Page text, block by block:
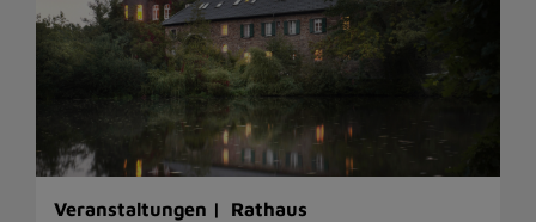
Veranstaltungen | Rathaus